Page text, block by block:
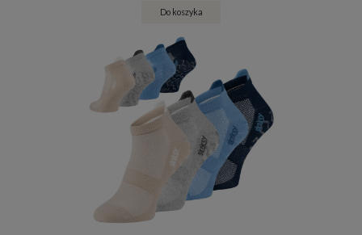
Do koszyka